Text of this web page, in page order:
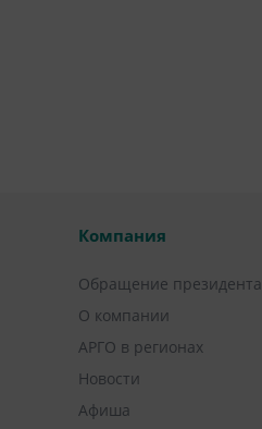
Компания
Обращение президента
О компании
АРГО в регионах
Новости
Афиша